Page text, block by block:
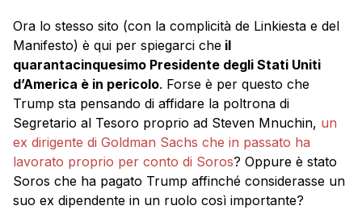
Ora lo stesso sito (con la complicità de Linkiesta e del
Manifesto) è qui per spiegarci che il
quarantacinquesimo Presidente degli Stati Uniti
d’America è in pericolo. Forse è per questo che
Trump sta pensando di affidare la poltrona di
Segretario al Tesoro proprio ad Steven Mnuchin, un
ex dirigente di Goldman Sachs che in passato ha
lavorato proprio per conto di Soros? Oppure è stato
Soros che ha pagato Trump affinché considerasse un
suo ex dipendente in un ruolo così importante?